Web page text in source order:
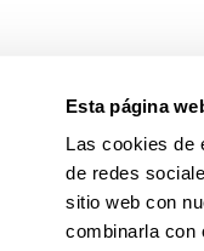
Esta página
Las cookies de
de redes
sitio web con
combinarla con